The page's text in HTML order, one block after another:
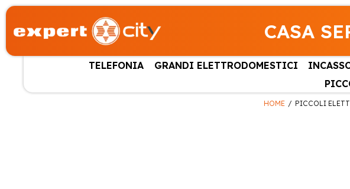
CASA
TELEFONIA GRANDI ELETTRODOMESTICI
HOME PICCOLI